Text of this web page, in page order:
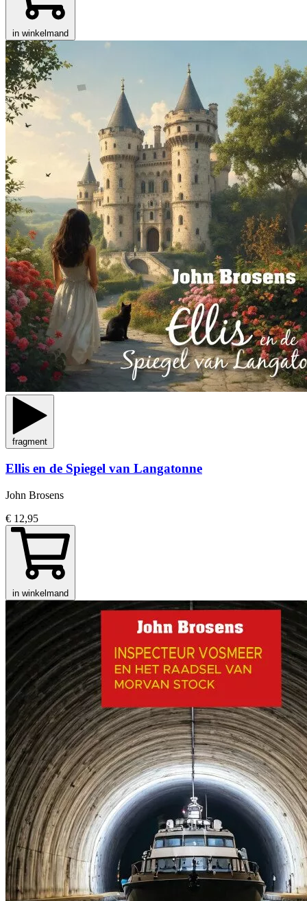
in winkelmand
fragment
Ellis en de Spiegel van Langatonne
John Brosens
€ 12,95
in winkelmand